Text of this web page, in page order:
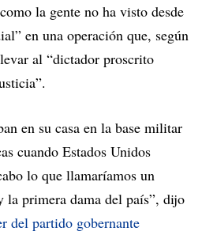
la gente no ha visto desde
en una operación que, según
al “dictador proscrito
en su casa en la base militar
cuando Estados Unidos
lo que llamaríamos un
la primera dama del país”, dijo
del partido gobernante